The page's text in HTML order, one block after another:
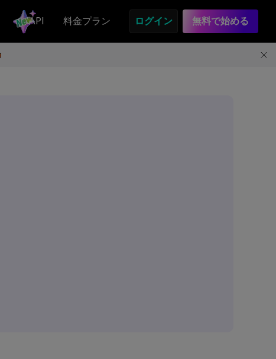
API 料金プラン ログイン 無料で始める